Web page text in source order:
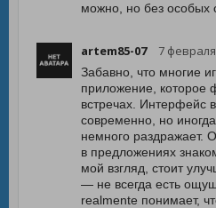
можно, но без особых
artem85-07 7
Забавно, что многие
приложение, которое
встречах. Интерфейс
современно, но
немного раздражает.
в предложениях
мой взгляд, стоит
— не всегда есть
realmente понимает,